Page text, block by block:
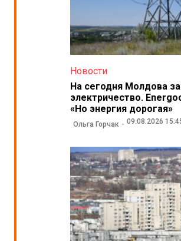
Новости
На сегодня Молдова
электричество.
«Но энергия дорогая»
Ольга Горчак 09.08.2026